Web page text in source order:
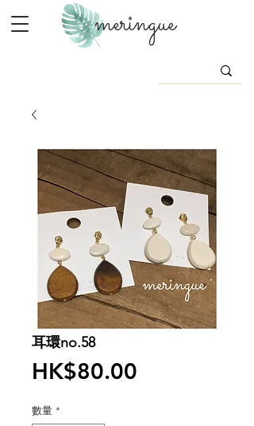
meringue
耳環no.58
HK$80.00
數量 *